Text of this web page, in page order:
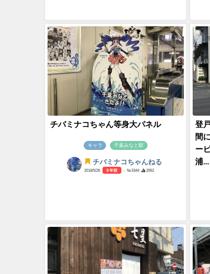
チバミナコちゃん等身大パネル
キャラ 千葉みなと駅
チバミナコちゃんねる
2018/5/26 8 年前 - №3344 2062
登
間
ー
浦...